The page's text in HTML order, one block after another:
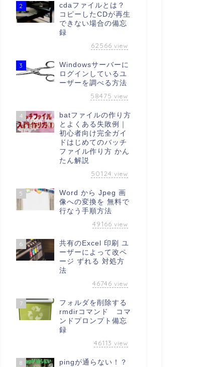
2
cdaファイルとは？
コピーしたCDが再生
できない場合の備忘
録
62566 view
3
Windowsサーバーに
ログインしているユ
ーザーを調べる方法
58475 view
4
batファイルの作り方
とよくある失敗例｜
初心者向け完全ガイ
ドはじめてのバッチ
ファイル作り方 かん
たん解説
50124 view
5
Word から Jpeg 画
像への変換を 無料で
行なう手順方法
49166 view
6
共有のExcel 印刷 ユ
ーザーによって改ペ
ージ ずれる 対処方
法
46746 view
7
フォルダを削除する
rmdirコマンド コマ
ンドプロンプト備忘
録
46113 view
8
pingが通らない！？